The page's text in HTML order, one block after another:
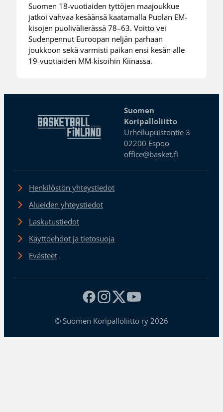
Suomen 18-vuotiaiden tyttöjen maajoukkue
jatkoi vahvaa kesäänsä kaatamalla Puolan EM-
kisojen puolivälierässä 78–63. Voitto vei
Sudenpennut Euroopan neljän parhaan
joukkoon sekä varmisti paikan ensi kesän alle
19-vuotiaiden MM-kisoihin Kiinassa.
Suomen
Koripalloliitto
Urheilupuistontie 3
02200 Espoo
office@basket.fi
Henkilöstön yhteystiedot
Alueiden yhteystiedot
Laskutustiedot
Käyttöehdot ja tietosuoja
Evästeet
© Suomen Koripalloliitto ry 2026